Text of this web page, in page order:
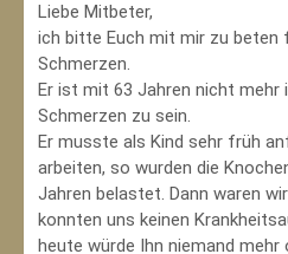
Liebe Mitbeter,
ich bitte Euch mit mir zu beten
Schmerzen.
Er ist mit 63 Jahren nicht mehr
Schmerzen zu sein.
Er musste als Kind sehr früh
arbeiten, so wurden die
Jahren belastet. Dann waren
konnten uns keinen
heute würde Ihn niemand mehr